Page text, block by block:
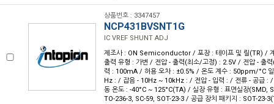
상품번호 : 3347457
NCP431BVSNT1G
IC VREF SHUNT ADJ
제조사 : ON Semiconductor / 포장 : 테이프 및 릴(TR) /
출력 유형 : 가변 / 전압 - 출력(최소/고정) : 2.5V / 전압 - 출
력 : 100mA / 허용 오차 : ±0.5% / 온도 계수 : 50ppm/°C
Hz : / 잡음 - 10Hz ~ 10kHz : / 전압 - 입력 : / 전류 - 공급 :
동 온도 : -40°C ~ 125°C(TA) / 실장 유형 : 표면실장(SMD,
TO-236-3, SC-59, SOT-23-3 / 공급 장치 패키지 : SOT-23-